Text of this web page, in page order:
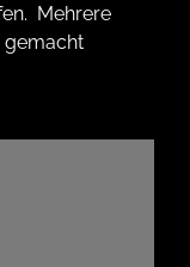
Mehrere
gemacht